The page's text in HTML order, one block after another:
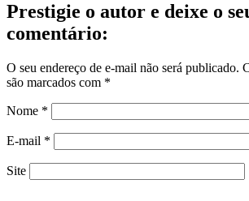
Prestigie o autor e deixe o
comentário:
O seu endereço de e-mail não será publicado.
são marcados com *
Nome *
E-mail *
Site